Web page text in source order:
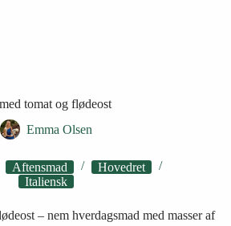
tomat og flødeost
Emma Olsen
Aftensmad
Hovedret
Italiensk
– nem hverdagsmad med masser af